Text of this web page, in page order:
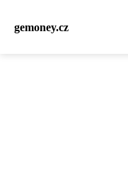
gemoney.cz